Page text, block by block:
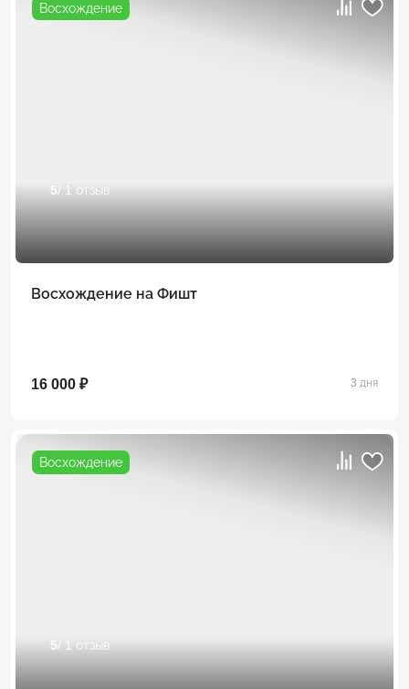
Восхождение
5/ 1 отзыв
Восхождение на Фишт
16 000 ₽ 3 дня
Восхождение
5/ 1 отзыв